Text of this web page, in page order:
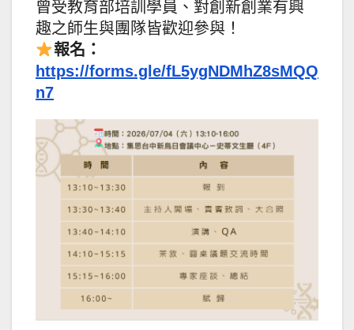
曾受教育部培訓學員、對創新創業有興
趣之師生與團隊皆歡迎參與！
報名：
https://forms.gle/fL5ygNDMhZ8sMQQ
n7